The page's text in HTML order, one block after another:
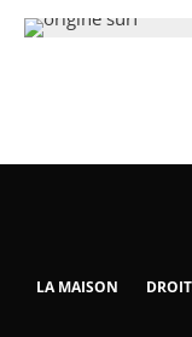
LA MAISON